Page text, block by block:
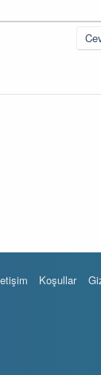
Koşullar